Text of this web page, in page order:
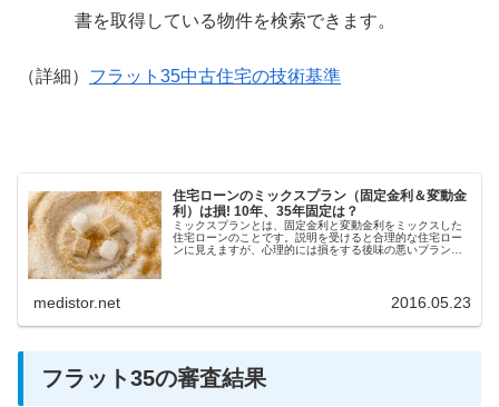
書を取得している物件を検索できます。
（詳細） フラット35中古住宅の技術基準
住宅ローンのミックスプラン（固定金利＆変動金
利）は損! 10年、35年固定は？
ミックスプランとは、固定金利と変動金利をミックスした
住宅ローンのことです。説明を受けると合理的な住宅ロー
ンに見えますが、心理的には損をする後味の悪いプランで
medistor.net 2016.05.23
フラット35の審査結果